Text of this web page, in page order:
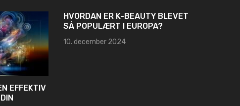
EFFEKTIV
HVORDAN ER K-BEAUTY BLEVET
SÅ POPULÆRT I EUROPA?
10. december 2024